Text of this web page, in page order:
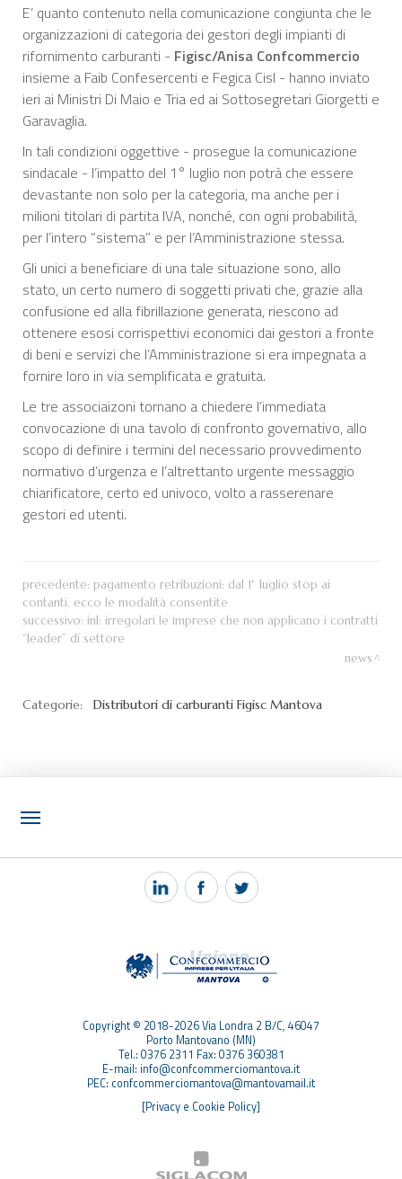
E’ quanto contenuto nella comunicazione congiunta che le
organizzazioni di categoria dei gestori degli impianti di
rifornimento carburanti - Figisc/Anisa Confcommercio
insieme a Faib Confesercenti e Fegica Cisl - hanno inviato
ieri ai Ministri Di Maio e Tria ed ai Sottosegretari Giorgetti e
Garavaglia.
In tali condizioni oggettive - prosegue la comunicazione
sindacale - l’impatto del 1° luglio non potrà che essere
devastante non solo per la categoria, ma anche per i
milioni titolari di partita IVA, nonché, con ogni probabilità,
per l’intero “sistema” e per l’Amministrazione stessa.
Gli unici a beneficiare di una tale situazione sono, allo
stato, un certo numero di soggetti privati che, grazie alla
confusione ed alla fibrillazione generata, riescono ad
ottenere esosi corrispettivi economici dai gestori a fronte
di beni e servizi che l’Amministrazione si era impegnata a
fornire loro in via semplificata e gratuita.
Le tre associaizoni tornano a chiedere l’immediata
convocazione di una tavolo di confronto governativo, allo
scopo di definire i termini del necessario provvedimento
normativo d’urgenza e l’altrettanto urgente messaggio
chiarificatore, certo ed univoco, volto a rasserenare
gestori ed utenti.
precedente: pagamento retribuzioni: dal 1° luglio stop ai
contanti. ecco le modalità consentite
successivo: inl: irregolari le imprese che non applicano i contratti
“leader” di settore
news
Categorie: Distributori di carburanti Figisc Mantova
NOTIZIE
PEC MANTOVA MAIL
Copyright © 2018-2026 Via Londra 2 B/C, 46047
Porto Mantovano (MN)
Tel.: 0376 2311 Fax: 0376 360381
E-mail: info@confcommerciomantova.it
PEC: confcommerciomantova@mantovamail.it
[Privacy e Cookie Policy]